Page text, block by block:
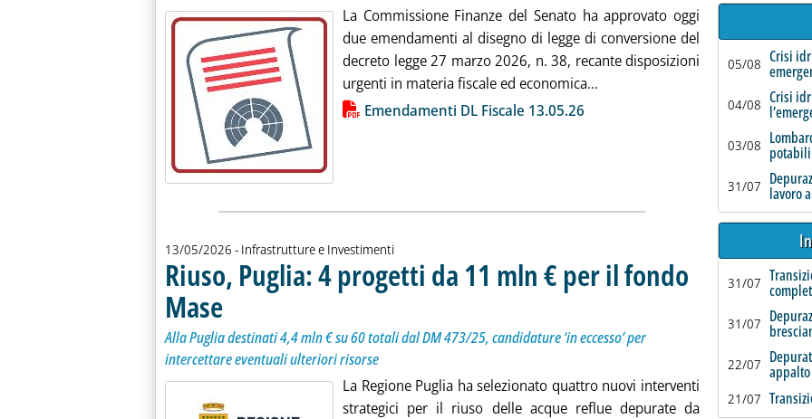
La Commissione Finanze del Senato ha approvato oggi
due emendamenti al disegno di legge di conversione del
decreto legge 27 marzo 2026, n. 38, recante disposizioni
urgenti in materia fiscale ed economica... Leggi tutta la notizia:
Lista allegati PDF alla notiziaEmendamenti DL Fiscale 13.05.26
13/05/2026 - Infrastrutture e Investimenti
Riuso, Puglia: 4 progetti da 11 mln € per il fondo
Mase . Sottotitolo: Alla Puglia destinati 4,4 mln € su 60 totali dal DM 473/25, candidature ‘in eccesso’ per intercettare eventuali ulteriori
. Pubblicata mercoledì 13 maggio 2026 alle 17.38.
Alla Puglia destinati 4,4 mln € su 60 totali dal DM 473/25, candidature ‘in eccesso’ per
intercettare eventuali ulteriori risorse
La Regione Puglia ha selezionato quattro nuovi interventi
strategici per il riuso delle acque reflue depurate da
05/08 Crisi
04/08 Crisi
03/08 potabili
31/07 lavoro
31/07
31/07
22/07
21/07